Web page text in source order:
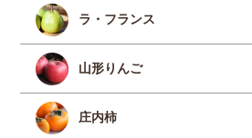
ラ・フランス
山形りんご
庄内柿